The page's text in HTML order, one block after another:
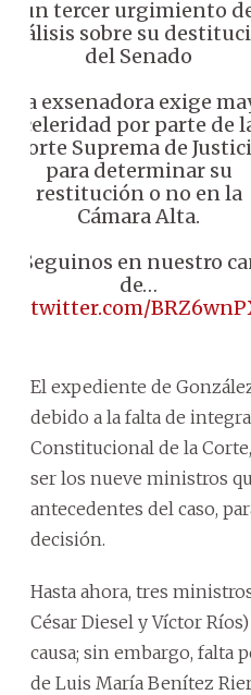
un tercer urgimiento
análisis sobre su
del Senado
♦️ La exsenadora exige
celeridad por parte de
Corte Suprema de
para determinar su
restitución o no en la
Cámara Alta.
Seguinos en nuestro
de…
El expediente de
debido a la falta de
Constitucional de la
ser los nueve ministros
antecedentes del caso,
decisión.
Hasta ahora, tres
César Diesel y Víctor
causa; sin embargo, falta
de Luis María Benítez